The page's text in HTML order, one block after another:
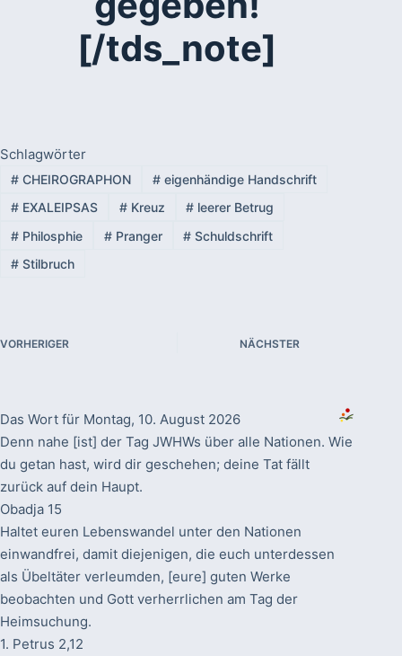
[/tds_note]
Schlagwörter
#CHEIROGRAPHON #eigenhändige Handschrift
#EXALEIPSAS #Kreuz # leerer Betrug
#Philosphie #Pranger # Schuldschrift
#Stilbruch
VORHERIGER NÄCHSTER
Das Wort für Montag, 10. August 2026
Denn nahe [ist] der Tag JWHWs über alle Nationen. Wie
du getan hast, wird dir geschehen; deine Tat fällt
zurück auf dein Haupt.
Obadja 15
Haltet euren Lebenswandel unter den Nationen
einwandfrei, damit diejenigen, die euch unterdessen
als Übeltäter verleumden, [eure] guten Werke
beobachten und Gott verherrlichen am Tag der
Heimsuchung.
1. Petrus 2,12